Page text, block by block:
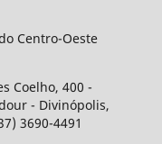
Centro-Oeste
Coelho, 400 -
- Divinópolis,
3690-4491